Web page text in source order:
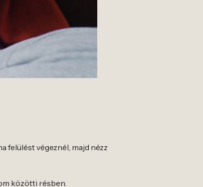
felülést végeznél, majd nézz
közötti résben.